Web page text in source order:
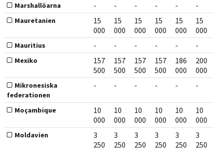
Marshallöarna - - - - - -
Mauretanien
15
000
15
000
15
000
15
000
15
000
15
000
Mauritius - - - - - -
Mexiko
157
500
157
500
157
500
157
500
186
000
200
000
Mikronesiska
federationen
- - - - - -
Moçambique
10
000
10
000
10
000
10
000
10
000
10
000
Moldavien
3
250
3
250
3
250
3
250
3
250
3
250